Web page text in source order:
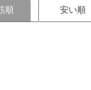
順 安い順